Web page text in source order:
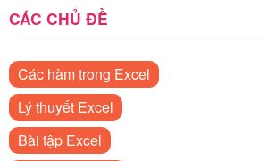
CÁC CHỦ ĐỀ
Các hàm trong Excel
Lý thuyết Excel
Bài tập Excel